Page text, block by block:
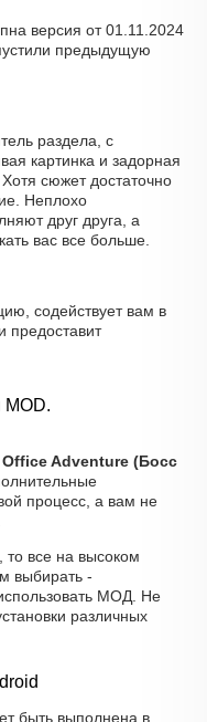
версия от 01.11.2024
предыдущую
раздела, с
картинка и задорная
сюжет достаточно
Неплохо
друг друга, а
вас все больше.
содействует вам в
предоставит
MOD.
Adventure (Босс
процесс, а вам не
то все на высоком
выбирать -
МОД. Не
различных
быть выполнена в